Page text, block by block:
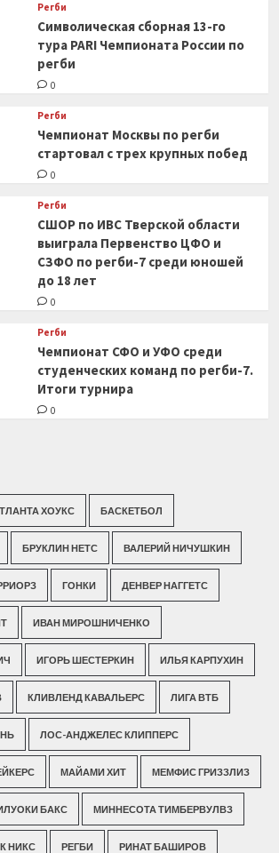
Регби
Символическая сборная 13-го
тура PARI Чемпионата России по
регби
0
Регби
Чемпионат Москвы по регби
стартовал с трех крупных побед
0
Регби
СШОР по ИВС Тверской области
выиграла Первенство ЦФО и
СЗФО по регби-7 среди юношей
до 18 лет
0
Регби
Чемпионат СФО и УФО среди
студенческих команд по регби-7.
Итоги турнира
0
ХОУКС БАСКЕТБОЛ
БРУКЛИН НЕТС ВАЛЕРИЙ НИЧУШКИН
ГОНКИ ДЕНВЕР НАГГЕТС
ИВАН МИРОШНИЧЕНКО
ИГОРЬ ШЕСТЕРКИН ИЛЬЯ КАРПУХИН
КЛИВЛЕНД КАВАЛЬЕРС ЛИГА ВТБ
ЛОС-АНДЖЕЛЕС КЛИППЕРС
МАЙАМИ ХИТ МЕМФИС ГРИЗЗЛИЗ
БАКС МИННЕСОТА ТИМБЕРВУЛВЗ
НИКС РЕГБИ РИНАТ БАШИРОВ